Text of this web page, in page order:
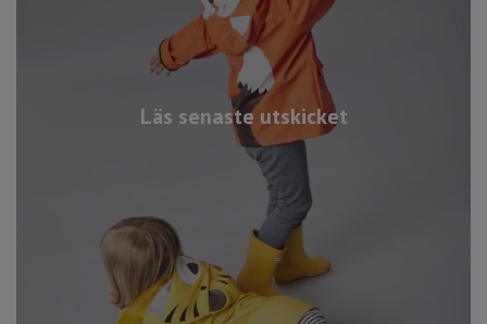
Läs senaste utskicket